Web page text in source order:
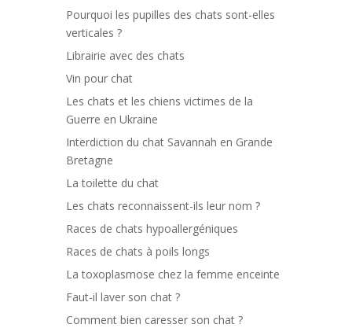
Pourquoi les pupilles des chats sont-elles
verticales ?
Librairie avec des chats
Vin pour chat
Les chats et les chiens victimes de la
Guerre en Ukraine
Interdiction du chat Savannah en Grande
Bretagne
La toilette du chat
Les chats reconnaissent-ils leur nom ?
Races de chats hypoallergéniques
Races de chats à poils longs
La toxoplasmose chez la femme enceinte
Faut-il laver son chat ?
Comment bien caresser son chat ?